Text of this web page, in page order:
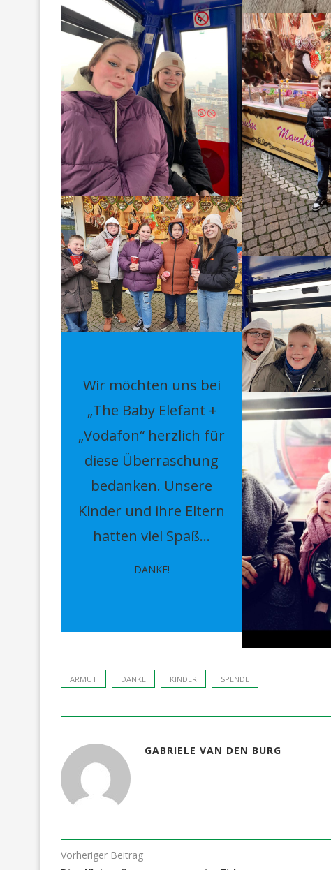
Wir möchten uns bei
„The Baby Elefant +
„Vodafon“ herzlich für
diese Überraschung
bedanken. Unsere
Kinder und ihre Eltern
hatten viel Spaß…
DANKE!
ARMUT DANKE KINDER SPENDE
GABRIELE VAN DEN BURG
Vorheriger Beitrag